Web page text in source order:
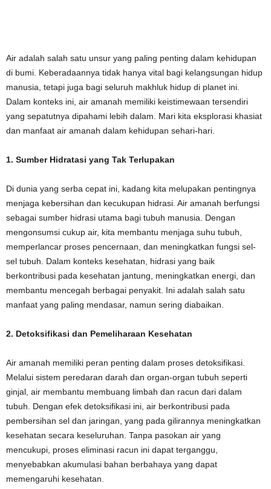
Air adalah salah satu unsur yang paling penting dalam kehidupan
di bumi. Keberadaannya tidak hanya vital bagi kelangsungan hidup
manusia, tetapi juga bagi seluruh makhluk hidup di planet ini.
Dalam konteks ini, air amanah memiliki keistimewaan tersendiri
yang sepatutnya dipahami lebih dalam. Mari kita eksplorasi khasiat
dan manfaat air amanah dalam kehidupan sehari-hari.
1. Sumber Hidratasi yang Tak Terlupakan
Di dunia yang serba cepat ini, kadang kita melupakan pentingnya
menjaga kebersihan dan kecukupan hidrasi. Air amanah berfungsi
sebagai sumber hidrasi utama bagi tubuh manusia. Dengan
mengonsumsi cukup air, kita membantu menjaga suhu tubuh,
memperlancar proses pencernaan, dan meningkatkan fungsi sel-
sel tubuh. Dalam konteks kesehatan, hidrasi yang baik
berkontribusi pada kesehatan jantung, meningkatkan energi, dan
membantu mencegah berbagai penyakit. Ini adalah salah satu
manfaat yang paling mendasar, namun sering diabaikan.
2. Detoksifikasi dan Pemeliharaan Kesehatan
Air amanah memiliki peran penting dalam proses detoksifikasi.
Melalui sistem peredaran darah dan organ-organ tubuh seperti
ginjal, air membantu membuang limbah dan racun dari dalam
tubuh. Dengan efek detoksifikasi ini, air berkontribusi pada
pembersihan sel dan jaringan, yang pada gilirannya meningkatkan
kesehatan secara keseluruhan. Tanpa pasokan air yang
mencukupi, proses eliminasi racun ini dapat terganggu,
menyebabkan akumulasi bahan berbahaya yang dapat
memengaruhi kesehatan.